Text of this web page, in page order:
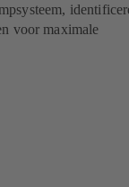
voor maximale